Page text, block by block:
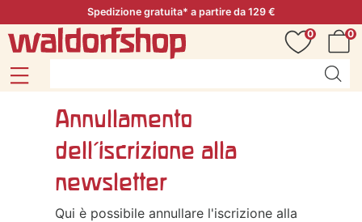
Spedizione gratuita* a partire da 129 €
0
0
Annullamento
dell'iscrizione alla
newsletter
Qui è possibile annullare l'iscrizione alla